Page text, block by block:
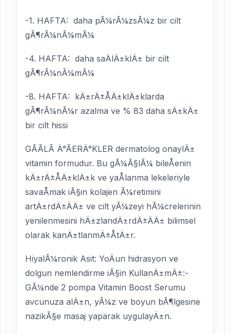
-1. HAFTA:  daha pÃ¼rÃ¼zsÃ¼z bir cilt
gÃ¶rÃ¼nÃ¼mÃ¼
-4. HAFTA:  daha saÄlÄ±klÄ± bir cilt
gÃ¶rÃ¼nÃ¼mÃ¼
-8. HAFTA:  kÄ±rÄ±ÅÄ±klÄ±klarda
gÃ¶rÃ¼nÃ¼r azalma ve % 83 daha sÄ±kÄ±
bir cilt hissi
GÃÃLÃ Ä°ÃERÄ°KLER dermatolog onaylÄ±
vitamin formudur. Bu gÃ¼Ã§lÃ¼ bileÅenin
kÄ±rÄ±ÅÄ±klÄ±k ve yaÅlanma lekeleriyle
savaÅmak iÃ§in kolajen Ã¼retimini
artÄ±rdÄ±ÄÄ± ve cilt yÃ¼zeyi hÃ¼crelerinin
yenilenmesini hÄ±zlandÄ±rdÄ±ÄÄ± bilimsel
olarak kanÄ±tlanmÄ±ÅtÄ±r.
HiyalÃ¼ronik Asit: YoÄun hidrasyon ve
dolgun nemlendirme iÃ§in KullanÄ±mÄ±:-
GÃ¼nde 2 pompa Vitamin Boost Serumu
avcunuza alÄ±n, yÃ¼z ve boyun bÃ¶lgesine
nazikÃ§e masaj yaparak uygulayÄ±n.